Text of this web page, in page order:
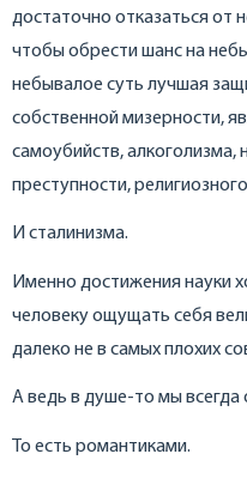
достаточно отказаться от
чтобы обрести шанс на
небывалое суть лучшая
собственной мизерности,
самоубийств,
преступности,
И сталинизма.
Именно достижения науки
человеку ощущать себя
далеко не в самых плохих
А ведь в душе-то мы
То есть романтиками.